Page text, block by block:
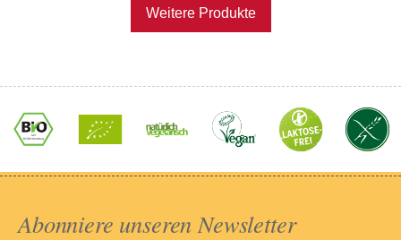
Weitere Produkte
Abonniere unseren Newsletter​